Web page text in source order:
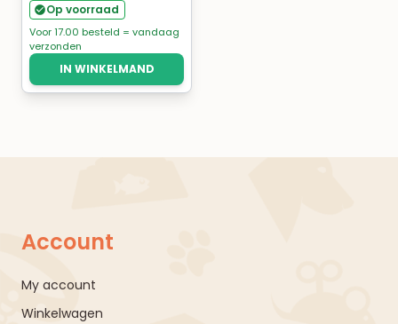
Op voorraad
Voor 17.00 besteld = vandaag
verzonden
IN WINKELMAND
Account
My account
Winkelwagen